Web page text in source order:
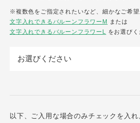
※複数色をご指定されたいなど、細かなご希
文字入れできるバルーンフラワーM
または
文字入れできるバルーンフラワーL をお選びく
以下、ご入用な場合のみチェックを入